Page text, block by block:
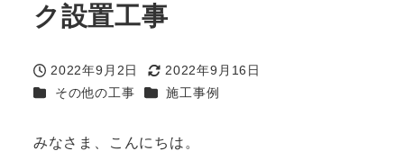
ク設置工事
投稿日
2022年9月2日
更新日
2022年9月16日
カテゴリー
その他の工事 カテゴリー
施工事例
みなさま、こんにちは。